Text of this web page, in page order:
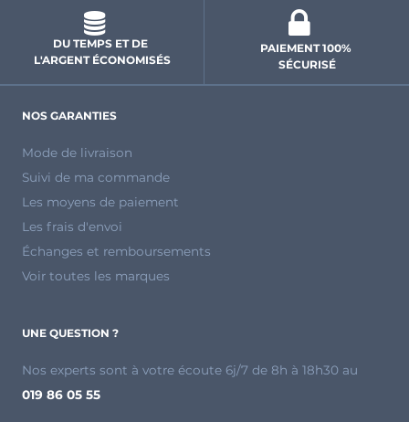
DU TEMPS ET DE
L'ARGENT ÉCONOMISÉS
PAIEMENT 100%
SÉCURISÉ
NOS GARANTIES
Mode de livraison
Suivi de ma commande
Les moyens de paiement
Les frais d'envoi
Échanges et remboursements
Voir toutes les marques
UNE QUESTION ?
Nos experts sont à votre écoute 6j/7 de 8h à 18h30 au
019 86 05 55